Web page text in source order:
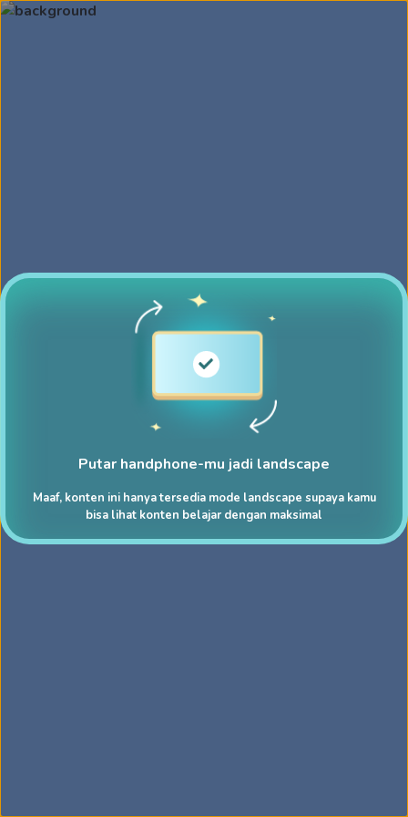
Putar handphone-mu jadi landscape
Maaf, konten ini hanya tersedia mode landscape supaya kamu
bisa lihat konten belajar dengan maksimal